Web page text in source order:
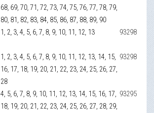
68, 69, 70, 71, 72, 73, 74, 75, 76, 77, 78, 79,
80, 81, 82, 83, 84, 85, 86, 87, 88, 89, 90
1, 2, 3, 4, 5, 6, 7, 8, 9, 10, 11, 12, 13 93298
1, 2, 3, 4, 5, 6, 7, 8, 9, 10, 11, 12, 13, 14, 15,
16, 17, 18, 19, 20, 21, 22, 23, 24, 25, 26, 27,
28
93298
4, 5, 6, 7, 8, 9, 10, 11, 12, 13, 14, 15, 16, 17,
18, 19, 20, 21, 22, 23, 24, 25, 26, 27, 28, 29,
93295